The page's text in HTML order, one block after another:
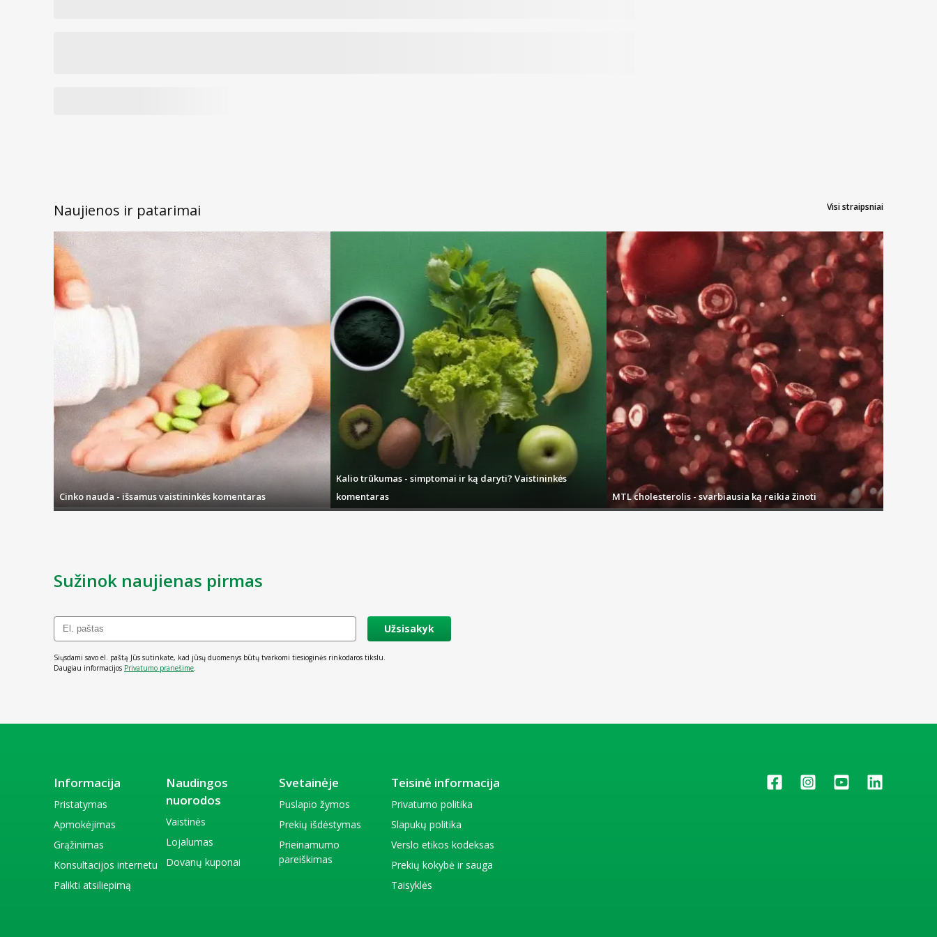
Naujienos ir patarimai Visi straipsniai
Cinko nauda - išsamus vaistininkės komentaras
Kalio trūkumas - simptomai ir ką daryti? Vaistininkės
komentaras
MTL cholesterolis - svarbiausia ką reikia žinoti
Sužinok naujienas pirmas
Užsisakyk
Siųsdami savo el. paštą Jūs sutinkate, kad jūsų duomenys būtų tvarkomi tiesioginės rinkodaros tikslu.
Daugiau informacijos Privatumo pranešime
Informacija
Pristatymas
Apmokėjimas
Grąžinimas
Konsultacijos internetu
Palikti atsiliepimą
Naudingos
nuorodos
Vaistinės
Lojalumas
Dovanų kuponai
Svetainėje
Puslapio žymos
Prekių išdėstymas
Prieinamumo
pareiškimas
Teisinė informacija
Privatumo politika
Slapukų politika
Verslo etikos kodeksas
Prekių kokybė ir sauga
Taisyklės